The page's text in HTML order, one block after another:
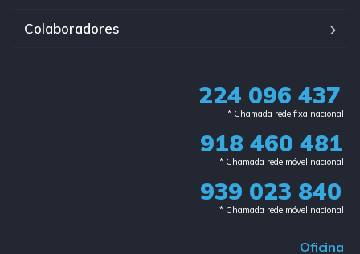
Colaboradores
224 096 437
* Chamada rede fixa nacional​
918 460 481
* Chamada rede móvel nacional
939 023 840​
* Chamada rede móvel nacional
Oficina